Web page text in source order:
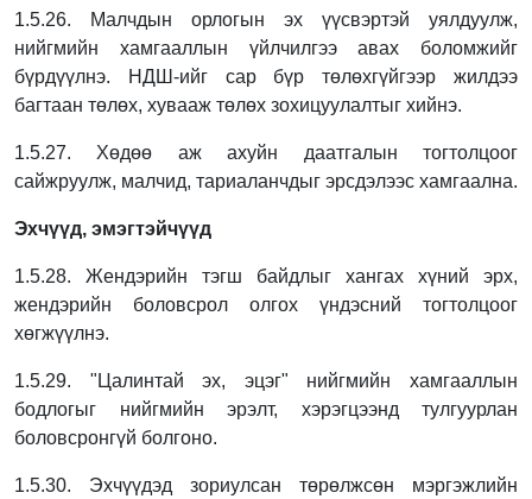
1.5.26. Малчдын орлогын эх үүсвэртэй уялдуулж,
нийгмийн хамгааллын үйлчилгээ авах боломжийг
бүрдүүлнэ. НДШ-ийг сар бүр төлөхгүйгээр жилдээ
багтаан төлөх, хувааж төлөх зохицуулалтыг хийнэ.
1.5.27. Хөдөө аж ахуйн даатгалын тогтолцоог
сайжруулж, малчид, тариаланчдыг эрсдэлээс хамгаална.
Эхчүүд, эмэгтэйчүүд
1.5.28. Жендэрийн тэгш байдлыг хангах хүний эрх,
жендэрийн боловсрол олгох үндэсний тогтолцоог
хөгжүүлнэ.
1.5.29. "Цалинтай эх, эцэг" нийгмийн хамгааллын
бодлогыг нийгмийн эрэлт, хэрэгцээнд тулгуурлан
боловсронгүй болгоно.
1.5.30. Эхчүүдэд зориулсан төрөлжсөн мэргэжлийн